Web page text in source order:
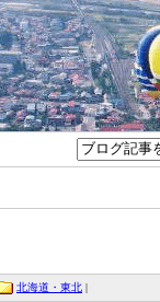
北海道・東北 |